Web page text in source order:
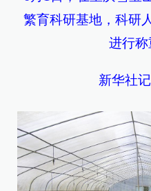
繁育科研基地，科研
进行称
新华社